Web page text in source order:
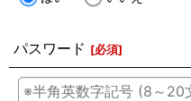
パスワード [必須]